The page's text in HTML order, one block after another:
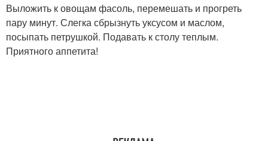
Выложить к овощам фасоль, перемешать и прогреть
пару минут. Слегка сбрызнуть уксусом и маслом,
посыпать петрушкой. Подавать к столу теплым.
Приятного аппетита!